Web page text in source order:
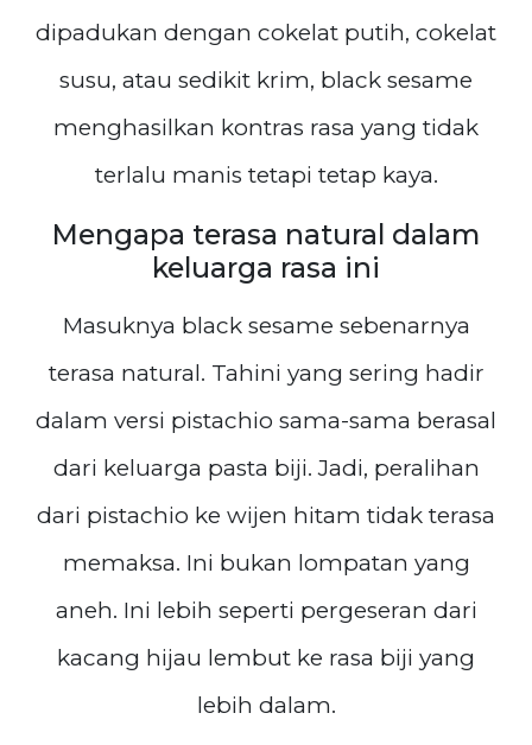
dipadukan dengan cokelat putih, cokelat
susu, atau sedikit krim, black sesame
menghasilkan kontras rasa yang tidak
terlalu manis tetapi tetap kaya.
Mengapa terasa natural dalam
keluarga rasa ini
Masuknya black sesame sebenarnya
terasa natural. Tahini yang sering hadir
dalam versi pistachio sama-sama berasal
dari keluarga pasta biji. Jadi, peralihan
dari pistachio ke wijen hitam tidak terasa
memaksa. Ini bukan lompatan yang
aneh. Ini lebih seperti pergeseran dari
kacang hijau lembut ke rasa biji yang
lebih dalam.